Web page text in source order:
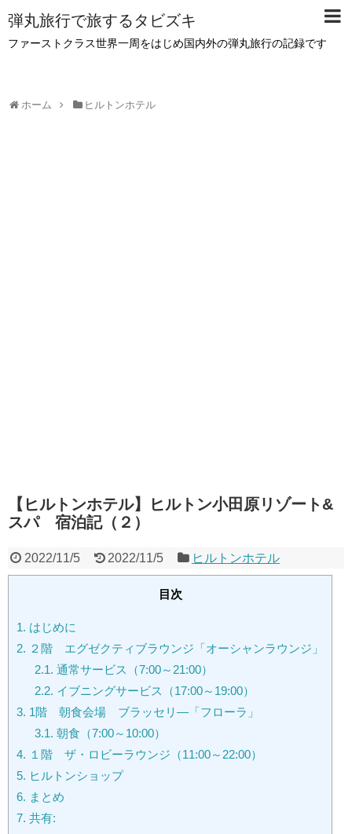
弾丸旅行で旅するタビズキ
ファーストクラス世界一周をはじめ国内外の弾丸旅行の記録です
ホーム ヒルトンホテル
【ヒルトンホテル】ヒルトン小田原リゾート&
スパ 宿泊記（２）
2022/11/5 2022/11/5 ヒルトンホテル
目次
1. はじめに
2. ２階 エグゼクティブラウンジ「オーシャンラウンジ」
2.1. 通常サービス（7:00～21:00）
2.2. イブニングサービス（17:00～19:00）
3. 1階 朝食会場 ブラッセリ―「フローラ」
3.1. 朝食（7:00～10:00）
4. １階 ザ・ロビーラウンジ（11:00～22:00）
5. ヒルトンショップ
6. まとめ
7. 共有: